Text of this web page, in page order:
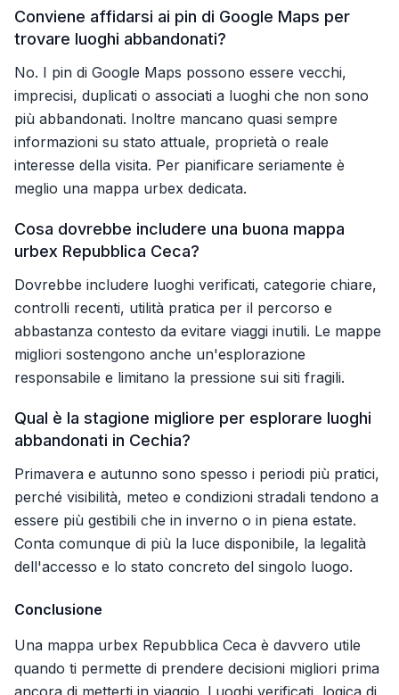
Conviene affidarsi ai pin di Google Maps per
trovare luoghi abbandonati?
No. I pin di Google Maps possono essere vecchi,
imprecisi, duplicati o associati a luoghi che non sono
più abbandonati. Inoltre mancano quasi sempre
informazioni su stato attuale, proprietà o reale
interesse della visita. Per pianificare seriamente è
meglio una mappa urbex dedicata.
Cosa dovrebbe includere una buona mappa
urbex Repubblica Ceca?
Dovrebbe includere luoghi verificati, categorie chiare,
controlli recenti, utilità pratica per il percorso e
abbastanza contesto da evitare viaggi inutili. Le mappe
migliori sostengono anche un'esplorazione
responsabile e limitano la pressione sui siti fragili.
Qual è la stagione migliore per esplorare luoghi
abbandonati in Cechia?
Primavera e autunno sono spesso i periodi più pratici,
perché visibilità, meteo e condizioni stradali tendono a
essere più gestibili che in inverno o in piena estate.
Conta comunque di più la luce disponibile, la legalità
dell'accesso e lo stato concreto del singolo luogo.
Conclusione
Una mappa urbex Repubblica Ceca è davvero utile
quando ti permette di prendere decisioni migliori prima
ancora di metterti in viaggio. Luoghi verificati, logica di